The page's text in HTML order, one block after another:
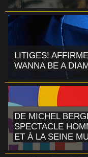
LITIGES!
WANNA BE A
DE MICHEL
SPECTACLE
ET À LA SEINE